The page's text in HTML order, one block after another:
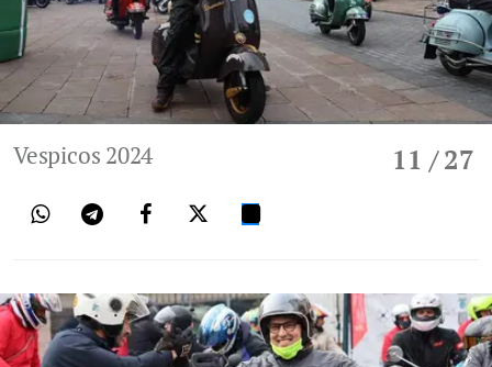
11 / 27
Vespicos 2024